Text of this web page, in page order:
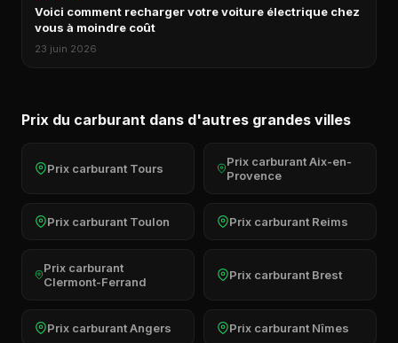
Voici comment recharger votre voiture électrique chez
vous à moindre coût
23 juin 2026
Prix du carburant dans d'autres grandes villes
Prix carburant Tours
Prix carburant Aix-en-
Provence
Prix carburant Toulon Prix carburant Reims
Prix carburant
Clermont-Ferrand
Prix carburant Brest
Prix carburant Angers Prix carburant Nîmes